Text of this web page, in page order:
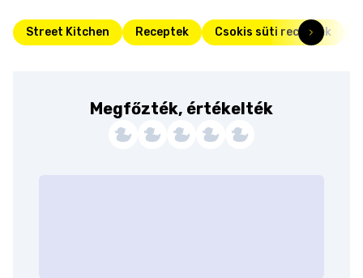
Street Kitchen Receptek Csokis süti receptek
Megfőzték, értékelték